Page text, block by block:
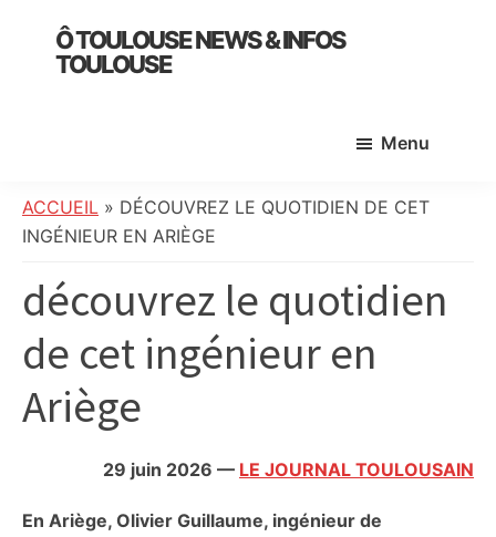
primary
Ô TOULOUSE NEWS & INFOS
TOULOUSE
:
info
société,
culture,
politique,
faits
divers
citoyennes
Menu
ACCUEIL » DÉCOUVREZ LE QUOTIDIEN DE CET
INGÉNIEUR EN ARIÈGE
découvrez le quotidien
de cet ingénieur en
Ariège
29 juin 2026 — LE JOURNAL TOULOUSAIN
En Ariège, Olivier Guillaume, ingénieur de